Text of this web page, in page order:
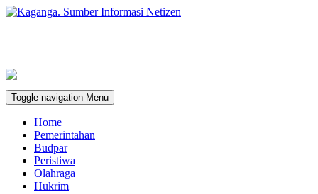
Toggle navigation Menu
Home
Pemerintahan
Budpar
Peristiwa
Olahraga
Hukrim